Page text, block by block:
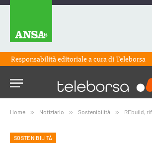
Responsabilità editoriale a cura diTeleborsa
Home » Notiziario » Sostenibilità » REbuild, riflettori accesi su 12°
SOSTENIBILITÀ